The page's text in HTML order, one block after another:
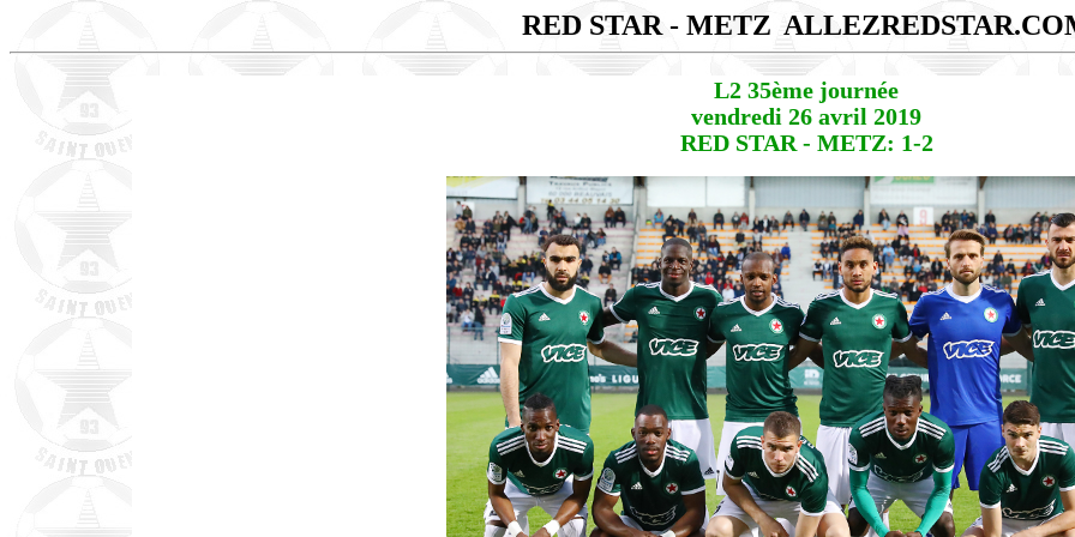
RED STAR - METZ
L2 35ème journée
vendredi 26 avril 2019
RED STAR - METZ: 1-2